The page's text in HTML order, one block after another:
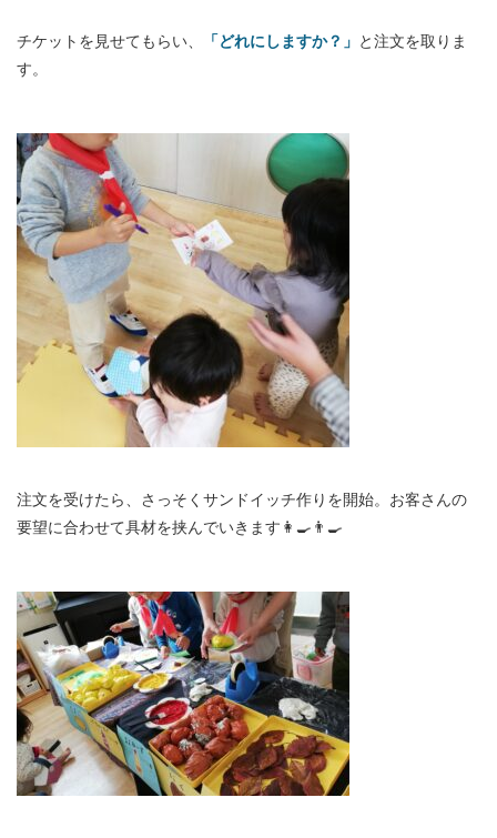
チケットを見せてもらい、 「どれにしますか？」 と注文を取りま
す。
注文を受けたら、さっそくサンドイッチ作りを開始。お客さんの
要望に合わせて具材を挟んでいきます👩‍🍳👨‍🍳